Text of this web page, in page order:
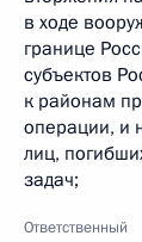
в ходе
границе
субъектов
к районам
операции, и
лиц,
задач;
Ответственный